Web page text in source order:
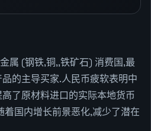
属 (钢铁,铜,,铁矿石) 消费国,最
的主导买家.人民币疲软表明中
了原材料进口的实际本地货币
着国内增长前景恶化,减少了潜在